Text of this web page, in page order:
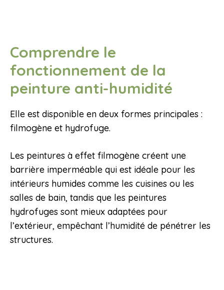
Comprendre le
fonctionnement de la
peinture anti-humidité
Elle est disponible en deux formes principales :
filmogène et hydrofuge.
Les peintures à effet filmogène créent une
barrière imperméable qui est idéale pour les
intérieurs humides comme les cuisines ou les
salles de bain, tandis que les peintures
hydrofuges sont mieux adaptées pour
l’extérieur, empêchant l’humidité de pénétrer les
structures.